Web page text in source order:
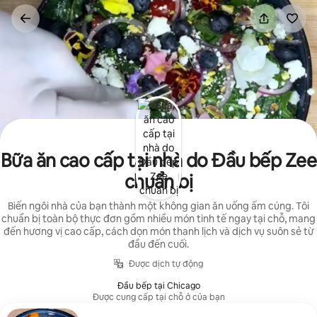
Chuyển
đến
Bữa ăn cao cấp tại nhà do Đầu bếp Zee
chuẩn bị
Biến ngôi nhà của bạn thành một không gian ăn uống ấm cúng. Tôi
chuẩn bị toàn bộ thực đơn gồm nhiều món tinh tế ngay tại chỗ, mang
đến hương vị cao cấp, cách dọn món thanh lịch và dịch vụ suôn sẻ từ
đầu đến cuối.
Được dịch tự động
Đầu bếp tại Chicago
Được cung cấp tại chỗ ở của bạn